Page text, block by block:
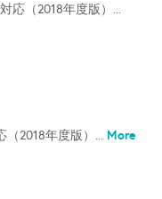
応（2018年度版）...
（2018年度版）...More